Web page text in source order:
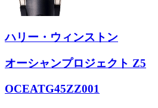
ハリー・ウィンストン
オーシャンプロジェクト Z5
OCEATG45ZZ001